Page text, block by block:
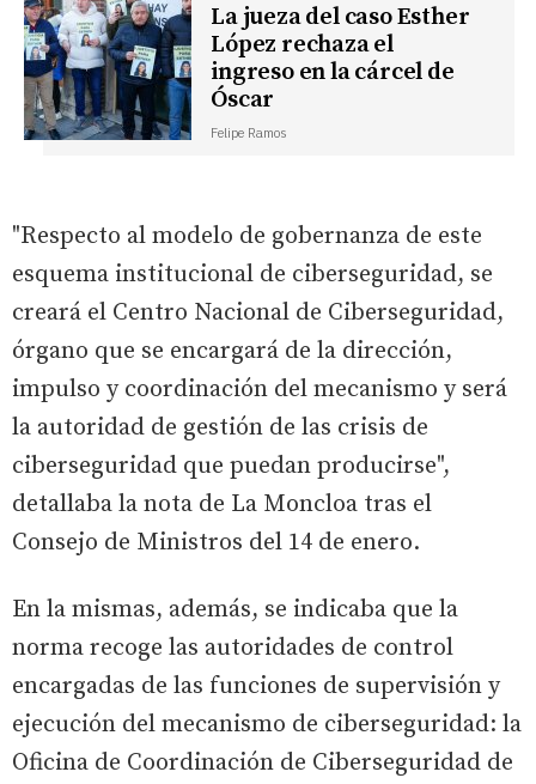
La jueza del caso Esther
López rechaza el
ingreso en la cárcel de
Óscar
Felipe Ramos
"Respecto al modelo de gobernanza de este
esquema institucional de ciberseguridad, se
creará el Centro Nacional de Ciberseguridad,
órgano que se encargará de la dirección,
impulso y coordinación del mecanismo y será
la autoridad de gestión de las crisis de
ciberseguridad que puedan producirse",
detallaba la nota de La Moncloa tras el
Consejo de Ministros del 14 de enero.
En la mismas, además, se indicaba que la
norma recoge las autoridades de control
encargadas de las funciones de supervisión y
ejecución del mecanismo de ciberseguridad: la
Oficina de Coordinación de Ciberseguridad de